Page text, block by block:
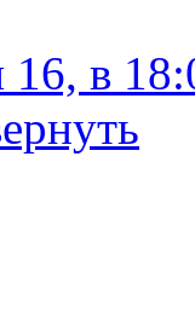
16, в